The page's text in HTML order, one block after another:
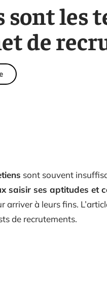
sont les
de
sont souvent
saisir ses aptitudes et
arriver à leurs fins.
de recrutements.